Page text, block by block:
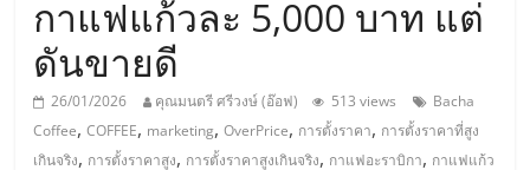
ส
เอ็
กาแฟแก้วละ 5,000 บาท แต่
ดันขายดี
26/01/2026 คุณมนตรี ศรีวงษ์ (อ๊อฟ) 513 views
Bacha
Coffee,COFFEE, marketing,OverPrice, การตั้งราคา, การตั้งราคาที่สูง
เกินจริง, การตั้งราคาสูง, การตั้งราคาสูงเกินจริง, กาแฟอะราบิกา, กาแฟแก้ว